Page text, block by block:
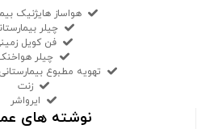
هواساز هایژنیک
چیلر
فن کویل
چیلر
تهویه مطبوع
زنت
ایرواشر
نوشته های